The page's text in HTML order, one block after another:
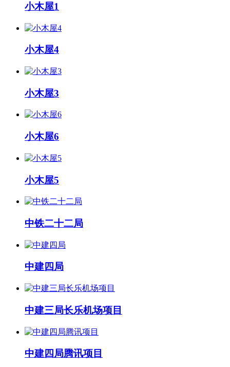
小木屋1
小木屋4
小木屋3
小木屋6
小木屋5
中铁二十二局
中建四局
中建三局长乐机场项目
中建四局腾讯项目